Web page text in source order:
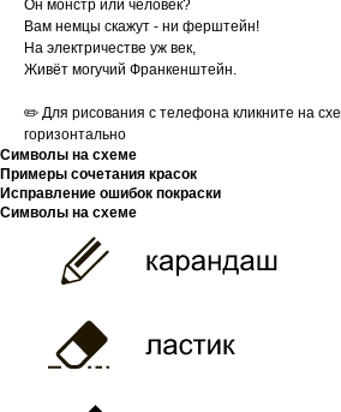
Он монстр или человек?
Вам немцы скажут - ни ферштейн!
На электричестве уж век,
Живёт могучий Франкенштейн.
✏️ Для рисования с телефона кликните на
горизонтально
Символы на схеме
Примеры сочетания красок
Исправление ошибок покраски
Символы на схеме